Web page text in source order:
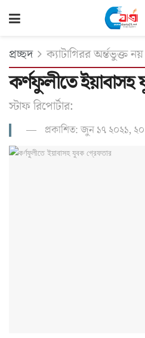
প্রচ্ছদ ক্যাটাগিরর অর্ন্তভুক্ত নয়
কর্ণফুলীতে ইয়াবাসহ
স্টাফ রিপোর্টার:
প্রকাশিত: জুন ১৭ ২০২১,